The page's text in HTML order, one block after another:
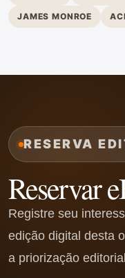
JAMES MONROE
RESERVA
Reservar
Registre seu
edição digital desta
a priorização